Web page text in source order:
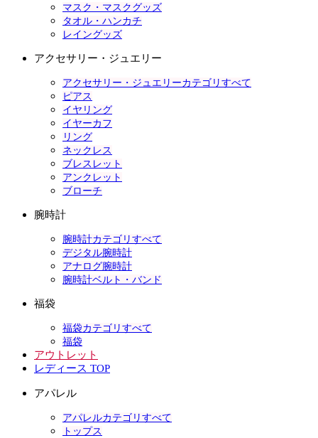
マスク・マスクグッズ
タオル・ハンカチ
レイングッズ
アクセサリー・ジュエリー
アクセサリー・ジュエリーカテゴリすべて
ピアス
イヤリング
イヤーカフ
リング
ネックレス
ブレスレット
アンクレット
ブローチ
腕時計
腕時計カテゴリすべて
デジタル腕時計
アナログ腕時計
腕時計ベルト・バンド
福袋
福袋カテゴリすべて
福袋
アウトレット
レディース TOP
アパレル
アパレルカテゴリすべて
トップス